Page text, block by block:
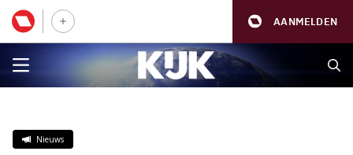
AANMELDEN
Nieuws